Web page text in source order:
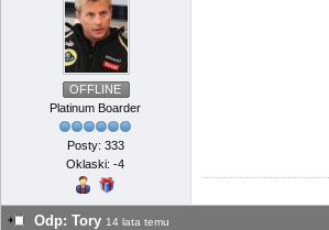
OFFLINE
Platinum Boarder
Posty: 333
Oklaski: -4
Odp: Tory 14 lata temu